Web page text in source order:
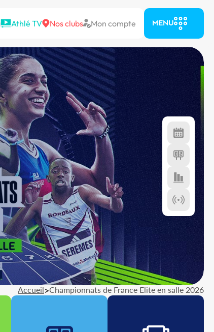
Athlé TV Nos clubs Mon compte MENU
Accueil>Championnats de France Elite en salle 2026